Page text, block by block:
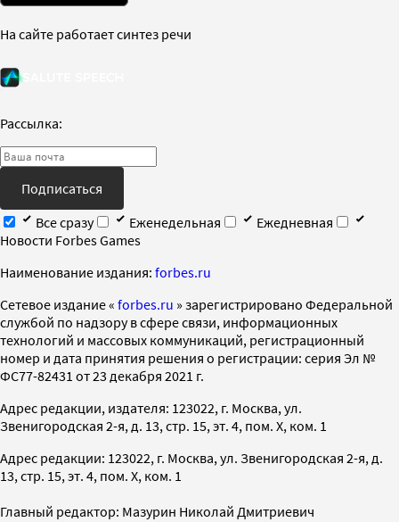
На сайте работает синтез речи
Рассылка:
Подписаться
Все сразу
Еженедельная
Ежедневная
Новости Forbes Games
Наименование издания: forbes.ru
Cетевое издание « forbes.ru » зарегистрировано Федеральной
службой по надзору в сфере связи, информационных
технологий и массовых коммуникаций, регистрационный
номер и дата принятия решения о регистрации: серия Эл №
ФС77-82431 от 23 декабря 2021 г.
Адрес редакции, издателя: 123022, г. Москва, ул.
Звенигородская 2-я, д. 13, стр. 15, эт. 4, пом. X, ком. 1
Адрес редакции: 123022, г. Москва, ул. Звенигородская 2-я, д.
13, стр. 15, эт. 4, пом. X, ком. 1
Главный редактор: Мазурин Николай Дмитриевич